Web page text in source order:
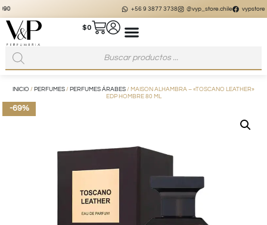
@vyp_store.chile vypstore.cl
$0
INICIO / PERFUMES / PERFUMES ÁRABES / MAISON ALHAMBRA – «TOSCANO LEATHER»
EDP HOMBRE 80 ML
-69%